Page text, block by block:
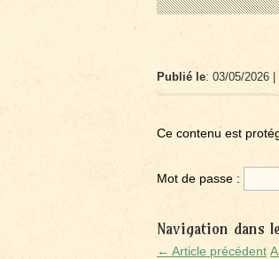
Publié le: 03/05/2026 |
Ce contenu est
Mot de passe :
Navigation dans
← Article précédent